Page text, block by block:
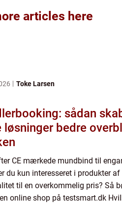
articles here
Toke Larsen
sådan
løsninger bedre
CE mærkede mundbind til
du kun interesseret i produkter af
til en overkommelig pris? Så
online shop på testsmart.dk